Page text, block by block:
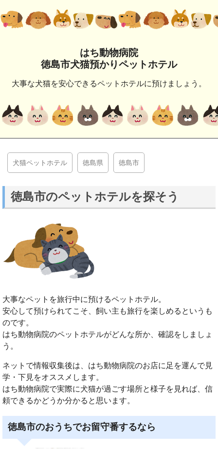
はち動物病院
徳島市犬猫預かりペットホテル
大事な犬猫を安心できるペットホテルに預けましょう。
犬猫ペットホテル 徳島県 徳島市
徳島市のペットホテルを探そう
大事なペットを旅行中に預けるペットホテル。
安心して預けられてこそ、飼い主も旅行を楽しめるというも
のです。
はち動物病院のペットホテルがどんな所か、確認をしましょ
う。
ネットで情報収集後は、はち動物病院のお店に足を運んで見
学・下見をオススメします。
はち動物病院で実際に犬猫が過ごす場所と様子を見れば、信
頼できるかどうか分かると思います。
徳島市のおうちでお留守番するなら